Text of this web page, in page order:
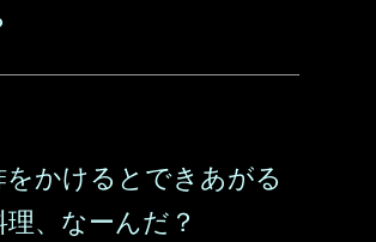
をかけるとできあがる
理、なーんだ？